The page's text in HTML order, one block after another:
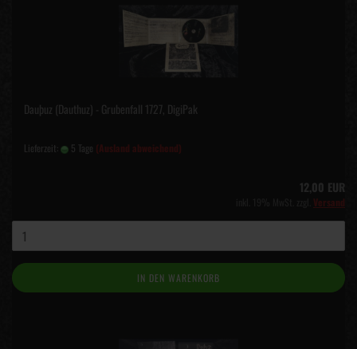
Dauþuz (Dauthuz) - Grubenfall 1727, DigiPak
Lieferzeit: 5 Tage (Ausland abweichend)
12,00 EUR
Versand
IN DEN WARENKORB